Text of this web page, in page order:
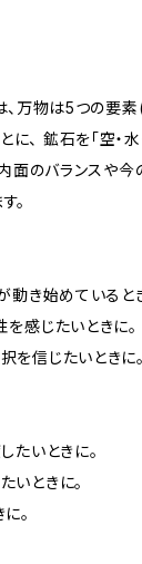
万物は5つの要
、 鉱石を「空・水
面のバランスや
。
動き始めていると
感じたいときに。
を信じたいときに。
たいときに。
いときに。
。